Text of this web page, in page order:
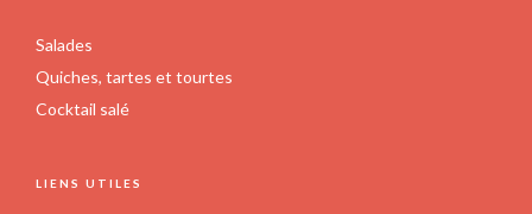
Salades
Quiches, tartes et tourtes
Cocktail salé
LIENS UTILES